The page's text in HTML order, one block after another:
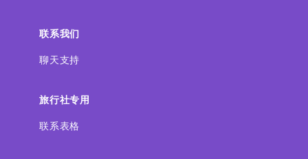
联系我们
聊天支持
旅行社专用
联系表格